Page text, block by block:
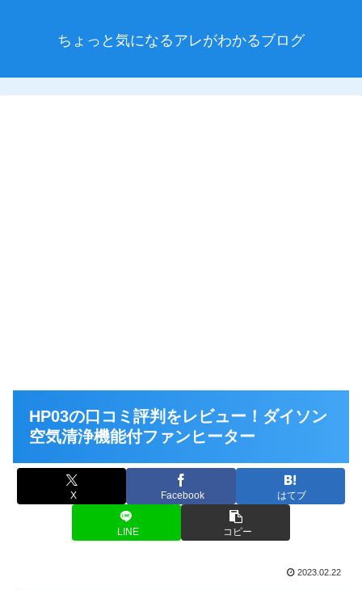
ちょっと気になるアレがわかるブログ
HP03の口コミ評判をレビュー！ダイソン
空気清浄機能付ファンヒーター
X Facebook はてブ
LINE コピー
2023.02.22